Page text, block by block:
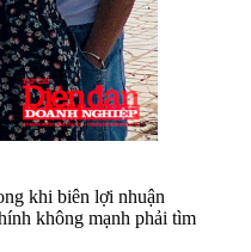
khi biên lợi nhuận
không mạnh phải tìm